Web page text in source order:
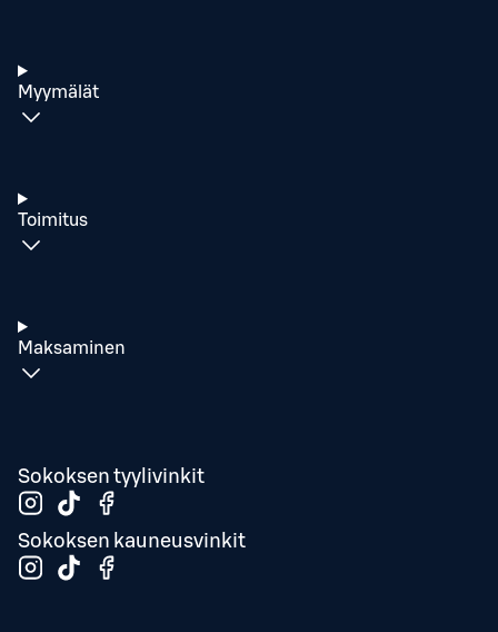
Myymälät
Toimitus
Maksaminen
Sokoksen tyylivinkit
Sokoksen kauneusvinkit